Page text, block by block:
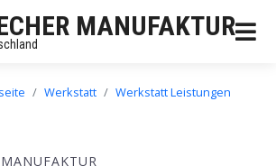
MANUFAKTUR
Werkstatt
Werkstatt Leistungen